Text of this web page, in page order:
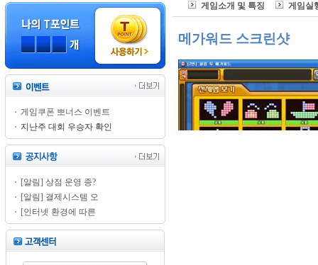
게임쿠폰 뽀너스 이벤트
지난주 대회 우승자 확인
[알림] 상점 운영 종?
[알림] 결제시스템 오
[인터넷 환경에 따른
게임소개 및 특징 게임실